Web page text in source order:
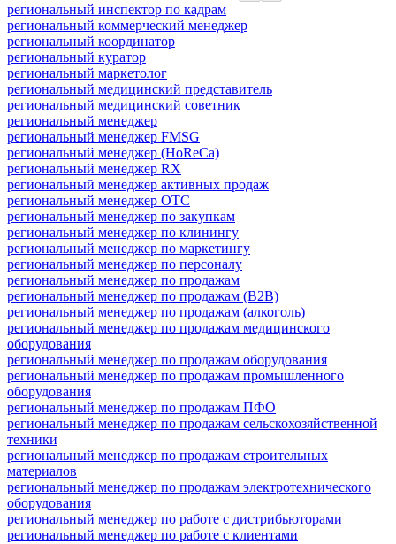
региональный инспектор по кадрам
региональный коммерческий менеджер
региональный координатор
региональный куратор
региональный маркетолог
региональный медицинский представитель
региональный медицинский советник
региональный менеджер
региональный менеджер FMSG
региональный менеджер (HoReCa)
региональный менеджер RX
региональный менеджер активных продаж
региональный менеджер ОТС
региональный менеджер по закупкам
региональный менеджер по клинингу
региональный менеджер по маркетингу
региональный менеджер по персоналу
региональный менеджер по продажам
региональный менеджер по продажам (B2B)
региональный менеджер по продажам (алкоголь)
региональный менеджер по продажам медицинского
оборудования
региональный менеджер по продажам оборудования
региональный менеджер по продажам промышленного
оборудования
региональный менеджер по продажам ПФО
региональный менеджер по продажам сельскохозяйственной
техники
региональный менеджер по продажам строительных
материалов
региональный менеджер по продажам электротехнического
оборудования
региональный менеджер по работе с дистрибьюторами
региональный менеджер по работе с клиентами